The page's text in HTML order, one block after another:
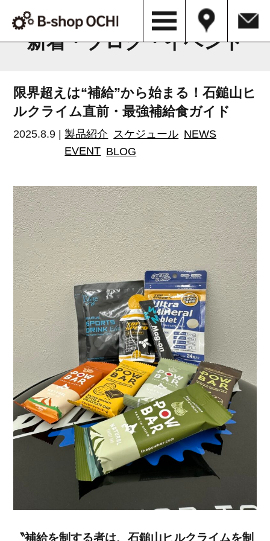
B-shop OCHI NEWS & BLOG
新着・ブログ・イベント
限界超えは“補給”から始まる！石鎚山ヒ
ルクライム直前・最強補給食ガイド
2025.8.9 | 製品紹介 スケジュール NEWS
EVENT BLOG
〝補給を制する者は、石鎚山ヒルクライムを制